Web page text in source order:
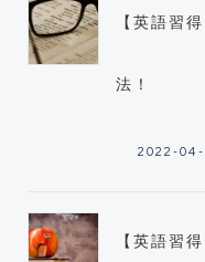
【英語習
法！
2022-
【英語習